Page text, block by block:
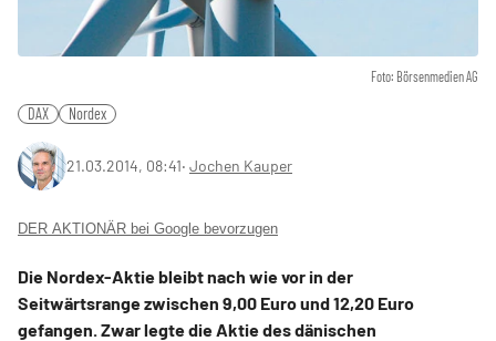
Foto: Börsenmedien AG
DAX Nordex
21.03.2014, 08:41‧ Jochen Kauper
DER AKTIONÄR bei Google bevorzugen
Die Nordex-Aktie bleibt nach wie vor in der
Seitwärtsrange zwischen 9,00 Euro und 12,20 Euro
gefangen. Zwar legte die Aktie des dänischen